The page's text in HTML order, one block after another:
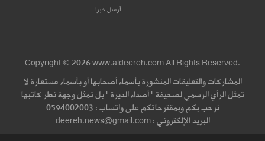
أرسل خبرا
Copyright © 2026 www.aldeereh.com All Rights Reserved.
المشاركات والتعليقات المنشورة بأسماء أصحابها أو بأسماء مستعارة لا
تمثل الرأي الرسمي لصحيفة " أصداء الديرة " بل تمثل وجهة نظر كاتبها
نرحب بكم وبمقترحاتكم على واتساب : 0594002003
البريد الإلكتروني : deereh.news@gmail.com